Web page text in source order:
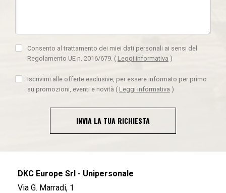
Consento al trattamento dei miei dati personali ai sensi del
Regolamento UE n. 2016/679. ( Leggi informativa )
Iscrivimi alle offerte esclusive, per essere informato per primo
su promozioni, eventi e novità ( Leggi informativa )
INVIA LA TUA RICHIESTA
DKC Europe Srl - Unipersonale
Via G. Marradi, 1